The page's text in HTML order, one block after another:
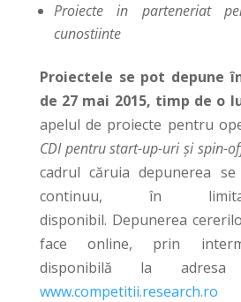
Proiecte in parteneriat
cunostiinte
Proiectele se pot depune
de 27 mai 2015, timp de o
apelul de proiecte pentru
CDI pentru start-up-uri şi spin-
cadrul căruia depunerea
continuu, în
disponibil. Depunerea
face online, prin
disponibilă la
www.competitii.research.ro